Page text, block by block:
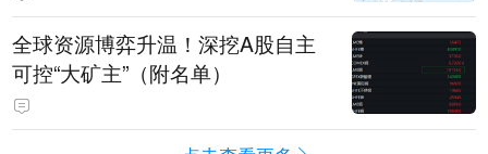
全球资源博弈升温！深挖A股自主
可控“大矿主”（附名单）